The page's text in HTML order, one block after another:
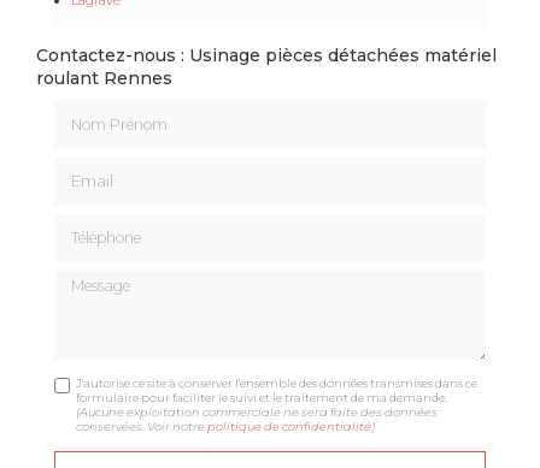
Contactez-nous : Usinage pièces détachées matériel
roulant Rennes
Message
J'autorise ce site à conserver l'ensemble des données transmises dans ce
formulaire pour faciliter le suivi et le traitement de ma demande.
(Aucune exploitation commerciale ne sera faite des données
conservées. Voir notrepolitique de confidentialité)